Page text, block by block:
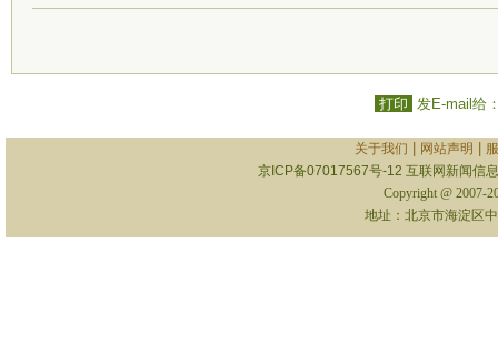
打印 发E-mail给
关于我们 网站声明
京ICP备07017567号-12 互联网新闻信
Copyright @ 2007-
地址：北京市海淀区